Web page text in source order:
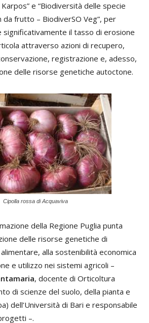
e “Biodiversità delle specie
frutto – BiodiverSO Veg”, per
il tasso di erosione
attraverso azioni di recupero,
registrazione e, adesso,
delle risorse genetiche autoctone.
Cipolla rossa di Acquaviva
della Regione Puglia punta
delle risorse genetiche di
alla sostenibilità economica
e utilizzo nei sistemi agricoli –
, docente di Orticoltura
di scienze del suolo, della pianta e
dell’Università di Bari e responsabile
–.